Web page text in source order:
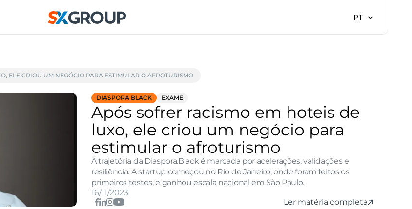
Select Language
PT
ELE CRIOU UM NEGÓCIO PARA ESTIMULAR O AFROTURISMO
DIÁSPORA BLACK EXAME
Após sofrer racismo em hoteis de
luxo, ele criou um negócio para
estimular o afroturismo
A trajetória da Diaspora.Black é marcada por acelerações, validações e
resiliência. A startup começou no Rio de Janeiro, onde foram feitos os
primeiros testes, e ganhou escala nacional em São Paulo.
16/11/2023
Ler matéria completa